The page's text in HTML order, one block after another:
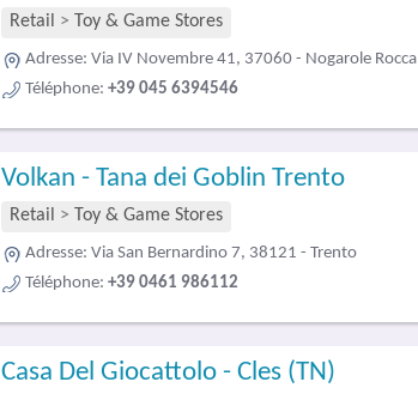
Retail > Toy & Game Stores
Adresse: Via IV Novembre 41, 37060 - Nogarole Rocca
Téléphone: +39 045 6394546
Volkan - Tana dei Goblin Trento
Retail > Toy & Game Stores
Adresse: Via San Bernardino 7, 38121 - Trento
Téléphone: +39 0461 986112
Casa Del Giocattolo - Cles (TN)